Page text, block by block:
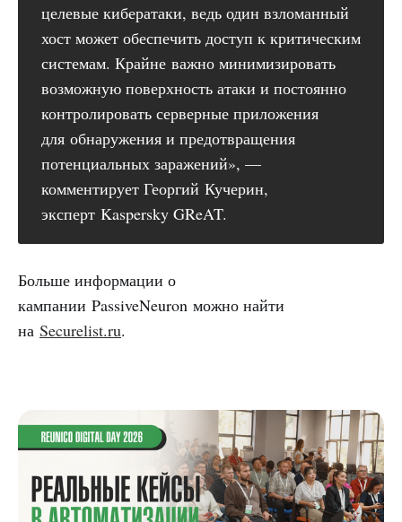
целевые кибератаки, ведь один взломанный
хост может обеспечить доступ к критическим
системам. Крайне важно минимизировать
возможную поверхность атаки и постоянно
контролировать серверные приложения
для обнаружения и предотвращения
потенциальных заражений», —
комментирует Георгий Кучерин,
эксперт Kaspersky GReAT.
Больше информации о
кампании PassiveNeuron можно найти
на Securelist.ru.